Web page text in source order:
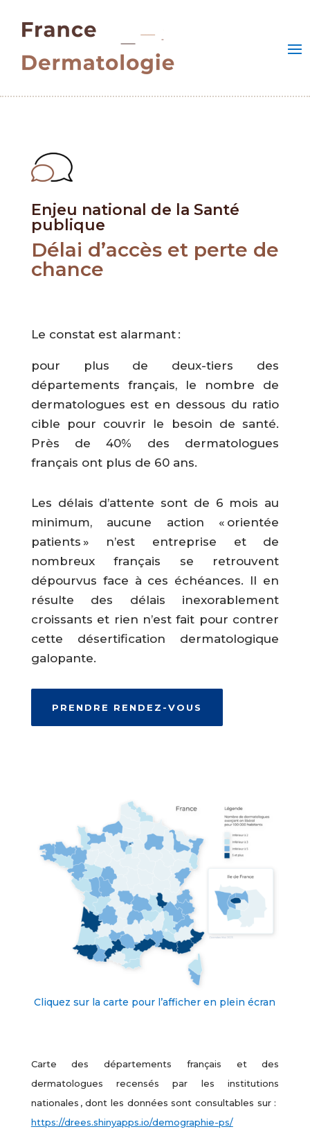
Enjeu national de la Santé
publique
Délai d’accès et perte de
chance
Le constat est alarmant :
pour plus de deux-tiers des
départements français, le nombre de
dermatologues est en dessous du ratio
cible pour couvrir le besoin de santé.
Près de 40% des dermatologues
français ont plus de 60 ans.
Les délais d’attente sont de 6 mois au
minimum, aucune action « orientée
patients » n’est entreprise et de
nombreux français se retrouvent
dépourvus face à ces échéances. Il en
résulte des délais inexorablement
croissants et rien n’est fait pour contrer
cette désertification dermatologique
galopante.
PRENDRE RENDEZ-VOUS
Cliquez sur la carte pour l’afficher en plein écran
Carte des départements français et des
dermatologues recensés par les institutions
nationales , dont les données sont consultables sur :
https://drees.shinyapps.io/demographie-ps/